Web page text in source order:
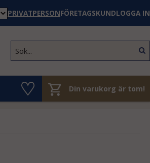
PRIVATPERSONFÖRETAGSKUNDLOGGA IN
Din varukorg är tom!